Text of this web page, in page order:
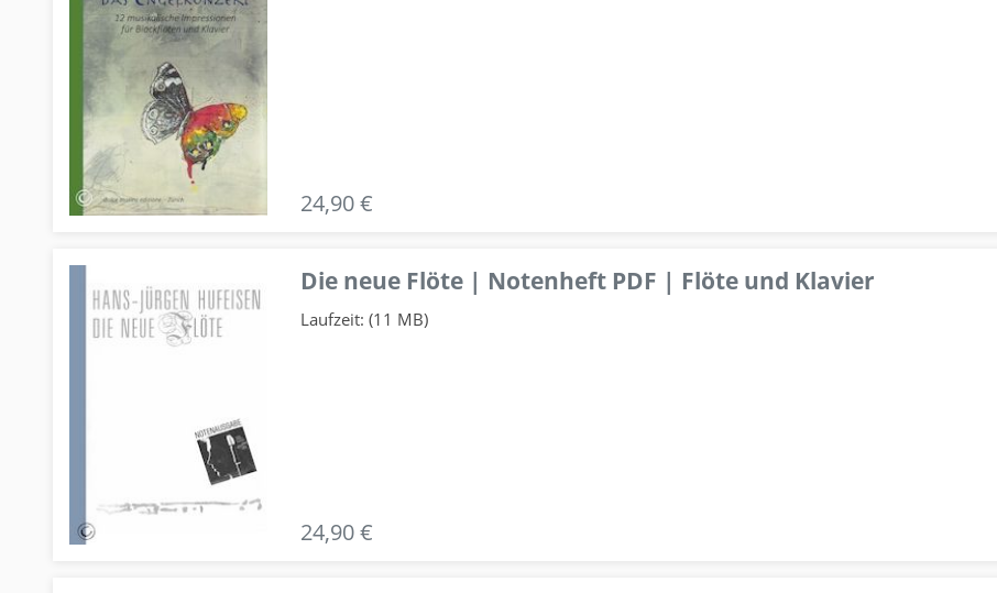
24,90 €
Die neue Flöte | Notenheft PDF | Flöte und Klavier
Laufzeit: (11 MB)
24,90 €